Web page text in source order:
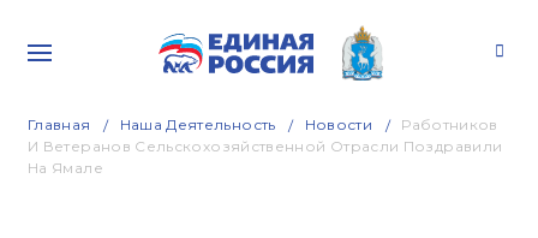
Главная Наша Деятельность Новости
Работников
И Ветеранов Сельскохозяйственной Отрасли Поздравили
На Ямале